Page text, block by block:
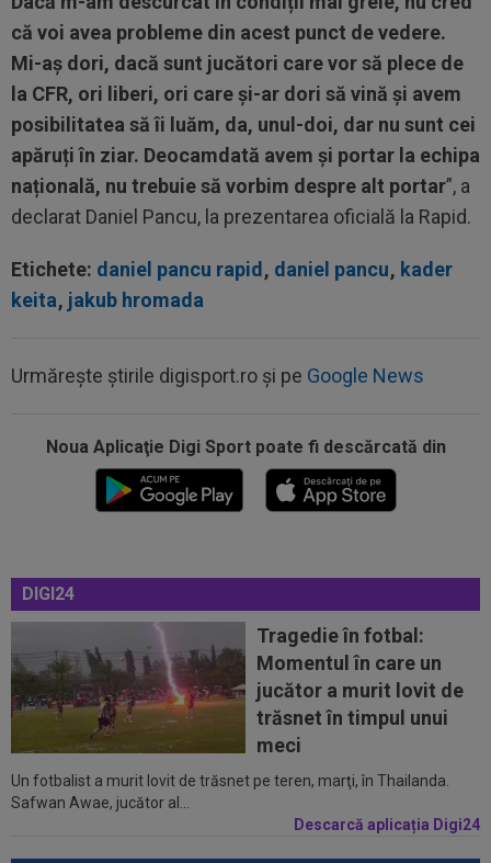
că voi avea probleme din acest punct de vedere.
Mi-aș dori, dacă sunt jucători care vor să plece de
la CFR, ori liberi, ori care și-ar dori să vină și avem
posibilitatea să îi luăm, da, unul-doi, dar nu sunt cei
apăruți în ziar. Deocamdată avem și portar la echipa
națională, nu trebuie să vorbim despre alt portar”, a
declarat Daniel Pancu, la prezentarea oficială la Rapid.
Etichete: daniel pancu rapid , daniel pancu, kader
keita, jakub hromada
Urmărește știrile digisport.ro și pe Google News
Noua Aplicaţie Digi Sport poate fi descărcată din
DIGI24
Tragedie în fotbal:
Momentul în care un
jucător a murit lovit de
trăsnet în timpul unui
meci
Un fotbalist a murit lovit de trăsnet pe teren, marţi, în Thailanda.
Safwan Awae, jucător al...
Descarcă aplicația Digi24
00:17
Micael Leandro a murit, după ce a fost
împușcat în timpul meciului
Surpriza serii în Europa: rezultat ”strălucitor”
23:53 FOTO
I-a lăsat ”mască”! Ce a făcut Vinicius
Junior, imediat după negocierile cu Real...
23:52 EXCLUSIV
Ilie Dumitrescu a numit cel mai
bun atacant din SuperLiga României
23:51
Surpriza din preliminariile Champions League
le-a rupt seria de victorii...
00:22 EXCLUSIV Dan Petrescu s-a decis